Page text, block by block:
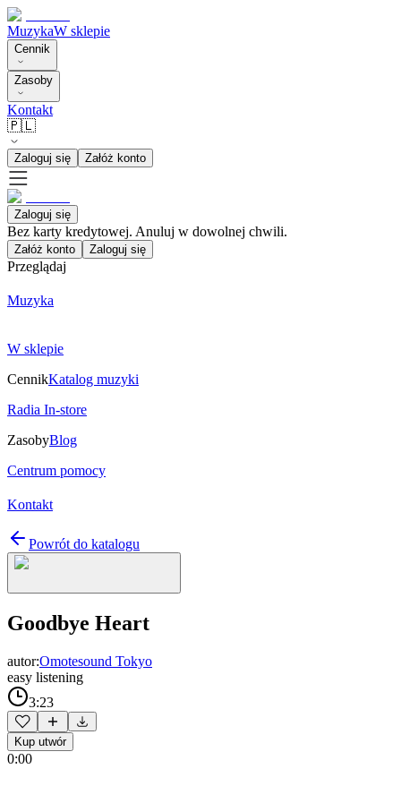
MuzykaW sklepie
Cennik
Zasoby
Kontakt
🇵🇱
Zaloguj się Załóż konto
Zaloguj się
Bez karty kredytowej. Anuluj w dowolnej chwili.
Załóż konto Zaloguj się
Przeglądaj
Muzyka
W sklepie
CennikKatalog muzyki
Radia In-store
ZasobyBlog
Centrum pomocy
Kontakt
Powrót do katalogu
Goodbye Heart
autor:Omotesound Tokyo
easy listening
3:23
Kup utwór
0:00